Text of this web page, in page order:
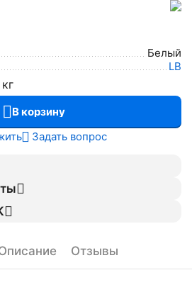
Белый
LB
В корзину
Задать вопрос
Отзывы